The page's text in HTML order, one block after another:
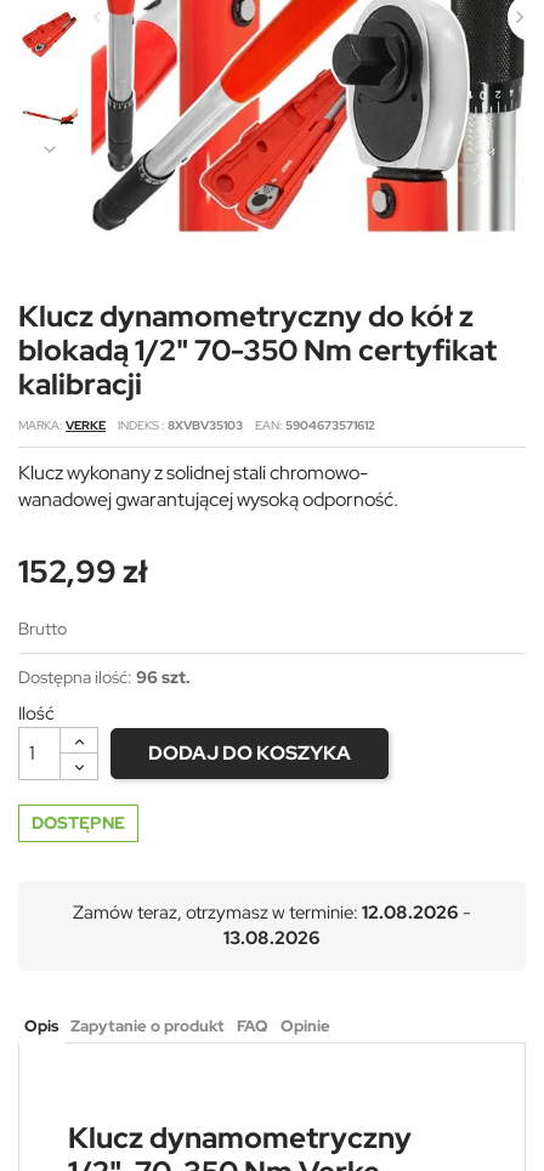
Klucz dynamometryczny do kół z
blokadą 1/2" 70-350 Nm certyfikat
kalibracji
MARKA VERKE INDEKS 8XVBV35103 EAN 5904673571612
Klucz wykonany z solidnej stali chromowo-
wanadowej gwarantującej wysoką odporność.
152,99 zł
Brutto
Dostępna ilość: 96 szt.
Ilość
DODAJ DO KOSZYKA
DOSTĘPNE
Zamów teraz, otrzymasz w terminie: 12.08.2026 -
13.08.2026
Opis Zapytanie o produkt FAQ Opinie
Klucz dynamometryczny